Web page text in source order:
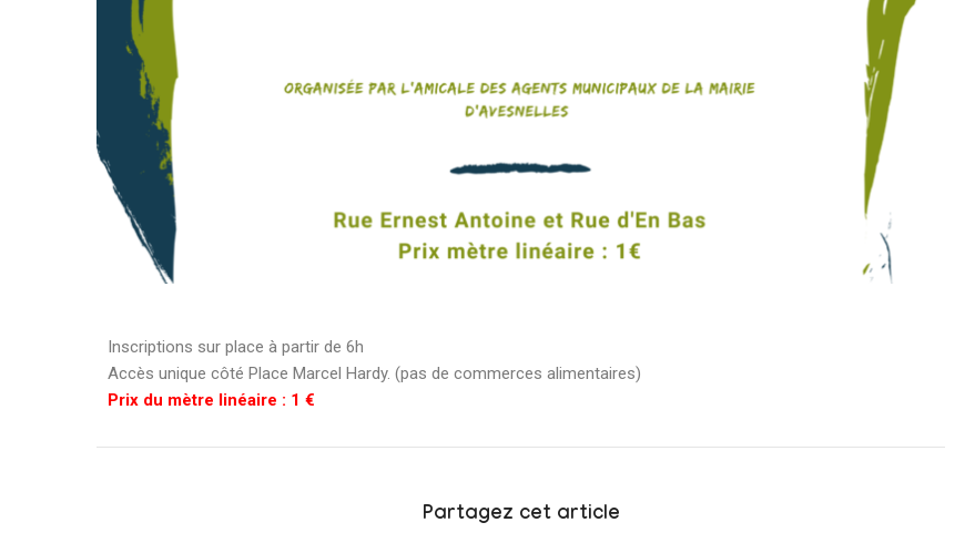
Inscriptions sur place à partir de 6h
Accès unique côté Place Marcel Hardy. (pas de commerces alimentaires)
Prix du mètre linéaire : 1 €
Partagez cet article